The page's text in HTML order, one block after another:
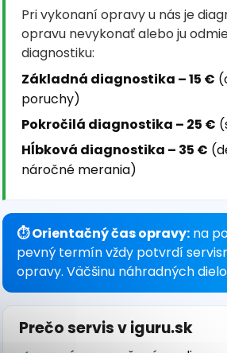
Pri vykonaní opravy u nás je
opravu nevykonať alebo ju
diagnostiku:
Základná diagnostika – 15 €
poruchy)
Pokročilá diagnostika – 25 €
Hĺbková diagnostika – 35 €
náročné merania)
⏱ Orientačný čas opravy: na
pevný termín vždy potvrdí
opravy. Väčšinu náhradných
Prečo servis v iguru.sk